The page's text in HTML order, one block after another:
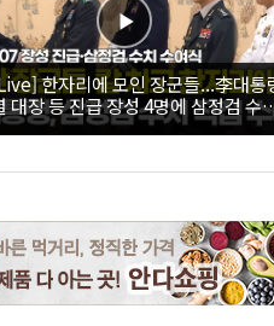
한자리에 모인 장군들...李대통
대장 등 진급 장성 4명에 삼정검 수
여｜26.08.07 장성 진급·삼정검 수